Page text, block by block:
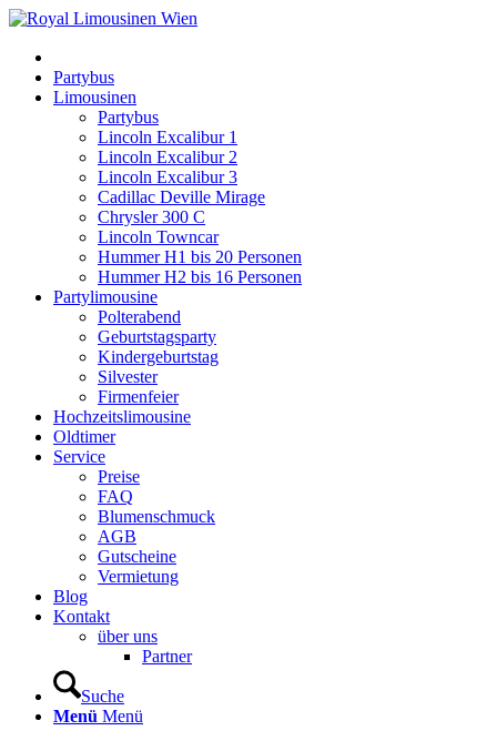
Partybus
Limousinen
Partybus
Lincoln Excalibur 1
Lincoln Excalibur 2
Lincoln Excalibur 3
Cadillac Deville Mirage
Chrysler 300 C
Lincoln Towncar
Hummer H1 bis 20 Personen
Hummer H2 bis 16 Personen
Partylimousine
Polterabend
Geburtstagsparty
Kindergeburtstag
Silvester
Firmenfeier
Hochzeitslimousine
Oldtimer
Service
Preise
FAQ
Blumenschmuck
AGB
Gutscheine
Vermietung
Blog
Kontakt
über uns
Partner
Suche
Menü Menü